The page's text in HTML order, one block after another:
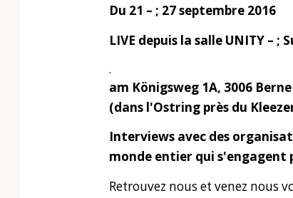
Du 21 – ; 27 septembre 2016
LIVE depuis la salle UNITY – ;
.
am Königsweg 1A, 3006 Berne
(dans l'Ostring près du
Interviews avec des
monde entier qui s'engagent
Retrouvez nous et venez nous